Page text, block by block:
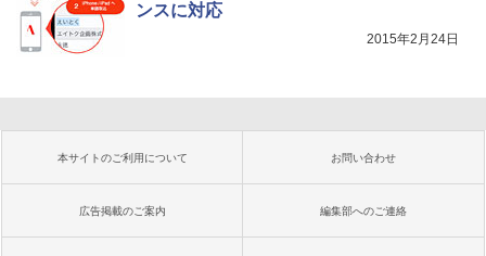
ンスに対応
2015年2月24日
本サイトのご利用について お問い合わせ
広告掲載のご案内 編集部へのご連絡